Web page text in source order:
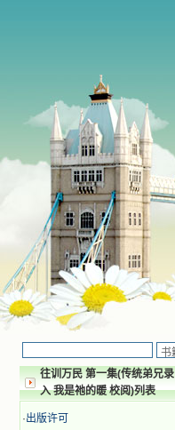
往训万民 第一集(传统弟兄录
入 我是祂的暖 校阅)列表
·出版许可